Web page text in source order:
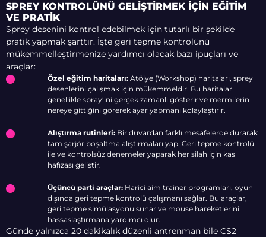
SPREY KONTROLÜNÜ GELIŞTIRMEK İÇIN EĞITIM
VE PRATIK
Sprey desenini kontrol edebilmek için tutarlı bir şekilde
pratik yapmak şarttır. İşte geri tepme kontrolünü
mükemmelleştirmenize yardımcı olacak bazı ipuçları ve
araçlar:
Özel eğitim haritaları: Atölye (Workshop) haritaları, sprey
desenlerini çalışmak için mükemmeldir. Bu haritalar
genellikle spray’ini gerçek zamanlı gösterir ve mermilerin
nereye gittiğini görerek ayar yapmanı kolaylaştırır.
Alıştırma rutinleri: Bir duvardan farklı mesafelerde durarak
tam şarjör boşaltma alıştırmaları yap. Geri tepme kontrolü
ile ve kontrolsüz denemeler yaparak her silah için kas
hafızası geliştir.
Üçüncü parti araçlar: Harici aim trainer programları, oyun
dışında geri tepme kontrolü çalışmanı sağlar. Bu araçlar,
geri tepme simülasyonu sunar ve mouse hareketlerini
hassaslaştırmana yardımcı olur.
Günde yalnızca 20 dakikalık düzenli antrenman bile CS2